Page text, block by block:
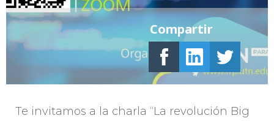
Te invitamos a la charla “La revolución Big
Compartir